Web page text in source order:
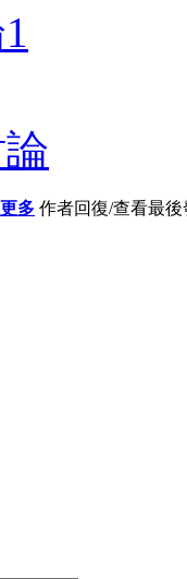
1
更多 作者回復/查看最後